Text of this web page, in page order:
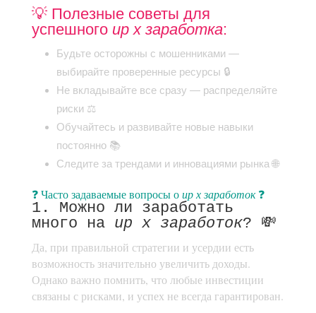
💡 Полезные советы для
успешного up x заработка:
Будьте осторожны с мошенниками —
выбирайте проверенные ресурсы 🔒
Не вкладывайте все сразу — распределяйте
риски ⚖️
Обучайтесь и развивайте новые навыки
постоянно 📚
Следите за трендами и инновациями рынка 🌐
❓ Часто задаваемые вопросы о up x заработок❓
1. Можно ли заработать
много на up x заработок? 💸
Да, при правильной стратегии и усердии есть
возможность значительно увеличить доходы.
Однако важно помнить, что любые инвестиции
связаны с рисками, и успех не всегда гарантирован.